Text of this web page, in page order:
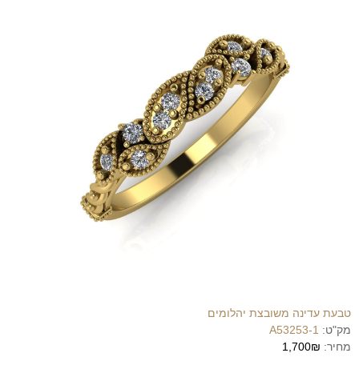
טבעת עדינה משובצת יהלומים
מק"ט: A53253-1
מחיר: 1,700₪